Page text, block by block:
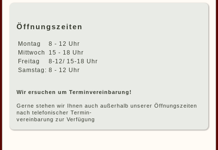
Öffnungszeiten
Montag
8 - 12 Uhr
Mittwoch
15 - 18 Uhr
Freitag
8-12/ 15-18 Uhr
Samstag: 8 - 12 Uhr
Wir ersuchen um Terminvereinbarung!
Gerne stehen wir Ihnen auch außerhalb unserer Öffnungszeiten
nach telefonischer Termin-
vereinbarung zur Verfügung